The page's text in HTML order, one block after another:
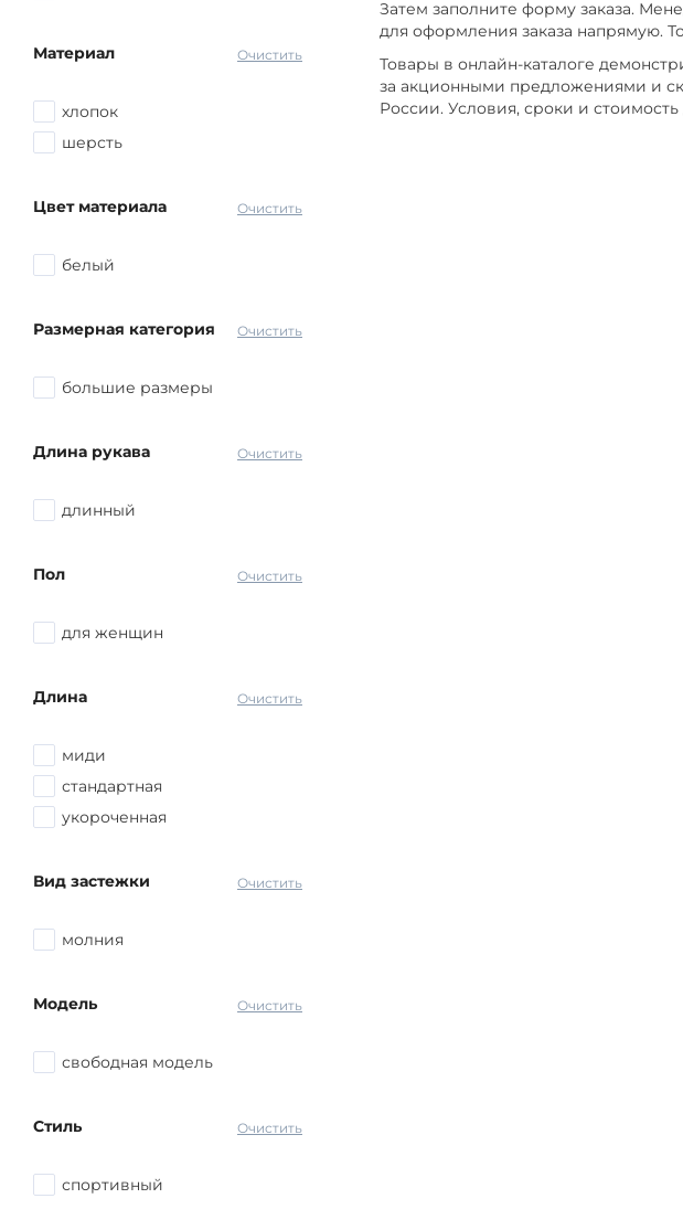
Очистить
Материал
хлопок
шерсть
Очистить
Цвет материала
белый
Очистить
Размерная категория
большие размеры
Очистить
Длина рукава
длинный
Очистить
Пол
для женщин
Очистить
Длина
миди
стандартная
укороченная
Очистить
Вид застежки
молния
Очистить
Модель
свободная модель
Очистить
Стиль
спортивный
Затем заполните форму заказа.
для оформления заказа напрямую.
Товары в онлайн-каталоге
за акционными предложениями и
России. Условия, сроки и